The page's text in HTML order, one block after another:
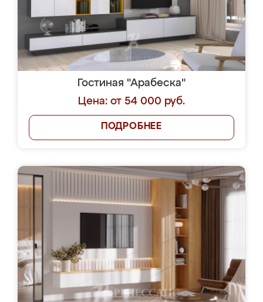
Гостиная "Арабеска"
Цена: от 54 000 руб.
ПОДРОБНЕЕ